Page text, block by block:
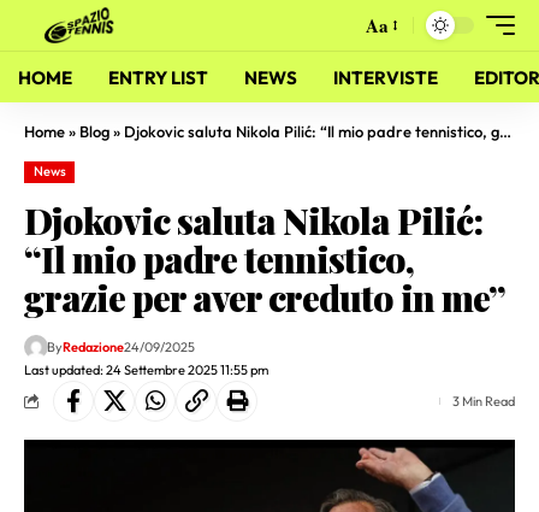
Aa
HOME ENTRY LIST NEWS INTERVISTE
Home» Blog» Djokovic saluta Nikola Pilić: “Il mio padre tennistico, grazie per aver creduto in me”
News
Djokovic saluta Nikola Pilić:
“Il mio padre tennistico,
grazie per aver creduto in me”
Last updated: 24 Settembre 2025 11:55 pm
ByRedazione24/09/2025
3 Min Read